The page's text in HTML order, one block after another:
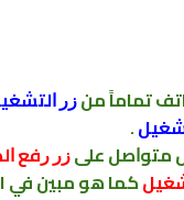
ﺯﺭ
.
ﻣﺘﻮﺍﺻﻞ ﻋﻠﻰﺯﺭ ﺭﻓﻊ
ﻛﻤﺎ هو مبين في